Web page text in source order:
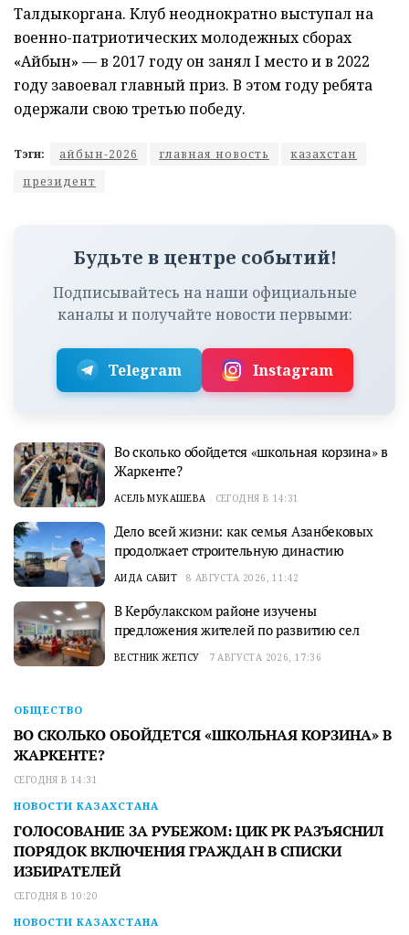
Талдыкоргана. Клуб неоднократно выступал на
военно-патриотических молодежных сборах
«Айбын» — в 2017 году он занял І место и в 2022
году завоевал главный приз. В этом году ребята
одержали свою третью победу.
Тэги: айбын-2026 главная новость
казахстан
президент
Будьте в центре событий!
Подписывайтесь на наши официальные
каналы и получайте новости первыми:
Telegram Instagram
Во сколько обойдется «школьная корзина» в
Жаркенте?
АСЕЛЬ МУКАШЕВА СЕГОДНЯ В 14:31
Дело всей жизни: как семья Азанбековых
продолжает строительную династию
АИДА САБИТ 8 АВГУСТА 2026, 11:42
В Кербулакском районе изучены
предложения жителей по развитию сел
ВЕСТНИК ЖЕТІСУ 7 АВГУСТА 2026, 17:36
ОБЩЕСТВО
ВО СКОЛЬКО ОБОЙДЕТСЯ «ШКОЛЬНАЯ КОРЗИНА» В
ЖАРКЕНТЕ?
СЕГОДНЯ В 14:31
НОВОСТИ КАЗАХСТАНА
ГОЛОСОВАНИЕ ЗА РУБЕЖОМ: ЦИК РК РАЗЪЯСНИЛ
ПОРЯДОК ВКЛЮЧЕНИЯ ГРАЖДАН В СПИСКИ
ИЗБИРАТЕЛЕЙ
СЕГОДНЯ В 10:20
НОВОСТИ КАЗАХСТАНА